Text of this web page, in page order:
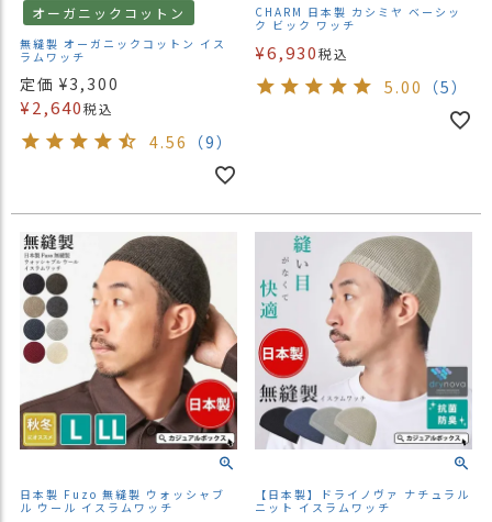
オーガニックコットン
無縫製 オーガニックコットン イス
ラムワッチ
定価 ¥3,300
¥2,640税込
4.56 （9）
CHARM 日本製 カシミヤ ベーシッ
ク ビック ワッチ
¥6,930税込
5.00 （5）
日本製 Fuzo 無縫製 ウォッシャブ
ル ウール イスラムワッチ
【日本製】ドライノヴァ ナチュラル
ニット イスラムワッチ